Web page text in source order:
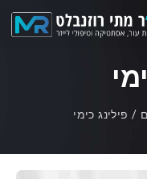
/ פילינג כימי